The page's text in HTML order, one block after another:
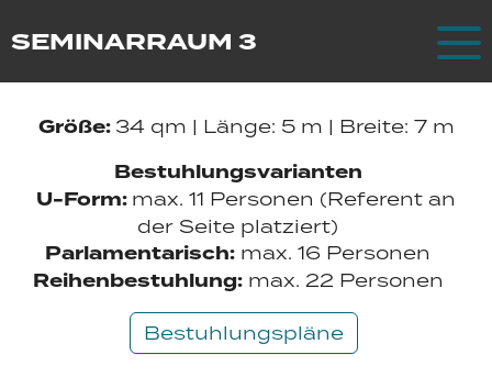
SEMINARRAUM 3
Größe: 34 qm | Länge: 5 m | Breite: 7 m
Bestuhlungsvarianten
U-Form: max. 11 Personen (Referent an
der Seite platziert)
Parlamentarisch: max. 16 Personen
Reihenbestuhlung:max. 22 Personen
Bestuhlungspläne